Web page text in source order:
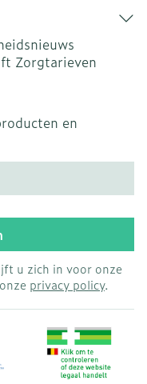
Zorgtarieven
en
u zich in voor onze
privacy policy.